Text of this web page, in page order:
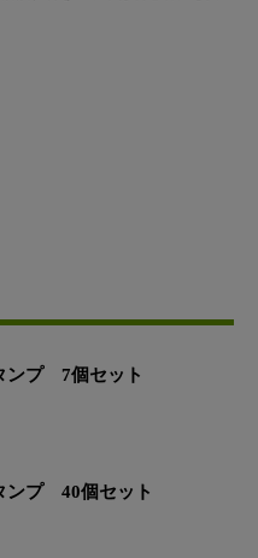
ンプ 7個セット
ンプ 40個セット